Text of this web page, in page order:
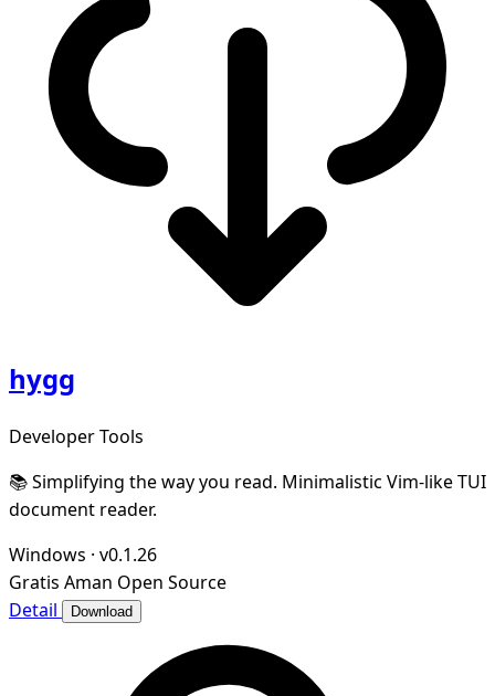
hygg
Developer Tools
📚 Simplifying the way you read. Minimalistic Vim-like TUI
document reader.
Windows · v0.1.26
Gratis Aman Open Source
Detail
Download